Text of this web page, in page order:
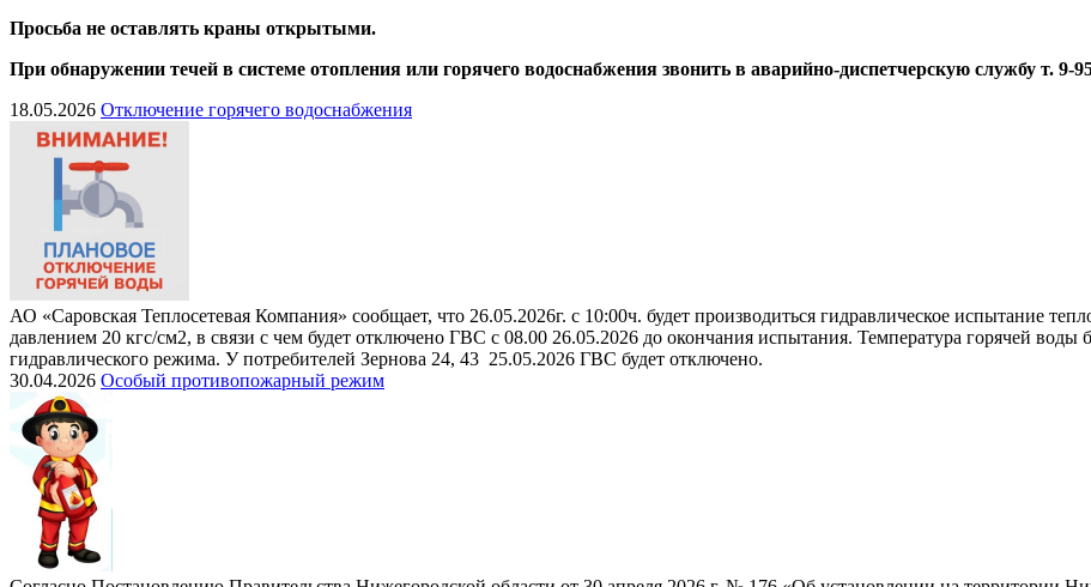
Просьба не оставлять краны открытыми.
При обнаружении течей в системе отопления или горячего водоснабжения звонить в аварийно-диспетчерскую службу т. 9-
18.05.2026 Отключение горячего водоснабжения
АО «Саровская Теплосетевая Компания» сообщает, что 26.05.2026г. с 10:00ч. будет производиться гидравлическое испытание
давлением 20 кгс/см2, в связи с чем будет отключено ГВС с 08.00 26.05.2026 до окончания испытания. Температура горячей воды
гидравлического режима. У потребителей Зернова 24, 43 25.05.2026 ГВС будет отключено.
30.04.2026 Особый противопожарный режим